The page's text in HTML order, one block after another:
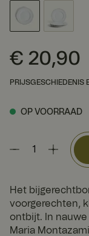
Prijs :€ 20,90
€ 20,90
PRIJSGESCHIEDENIS
OP VOORRAAD
Het
voorgerechten,
ontbijt. In
Maria